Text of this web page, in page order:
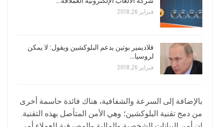
فبراير 26, 2018
فلاديمير بوتين يدعم البلوكشين ويقول: لا يمكن
لروسيا…
فبراير 26, 2018
بالإضافة إلى السرعة والشفافية، هناك فائدة حاسمة أخرى
من دمج تقنية البلوكشين؛ وهي الأمن المتأصل بهذه التقنية.